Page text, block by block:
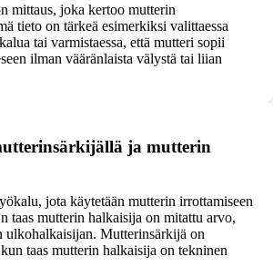
mittaus, joka kertoo mutterin
tieto on tärkeä esimerkiksi valittaessa
tai varmistaessa, että mutteri sopii
ilman vääränlaista välystä tai liian
ja mutterin
jota käytetään mutterin irrottamiseen
taas mutterin halkaisija on mitattu arvo,
ulkohalkaisijan. Mutterinsärkijä on
taas mutterin halkaisija on tekninen